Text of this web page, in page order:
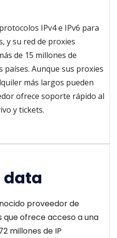
IPv4 e IPv6 para
y su red de proxies
de 15 millones de
países. Aunque sus proxies
más largos pueden
ofrece soporte rápido al
y tickets.
data
proveedor de
que ofrece acceso a una
millones de IP